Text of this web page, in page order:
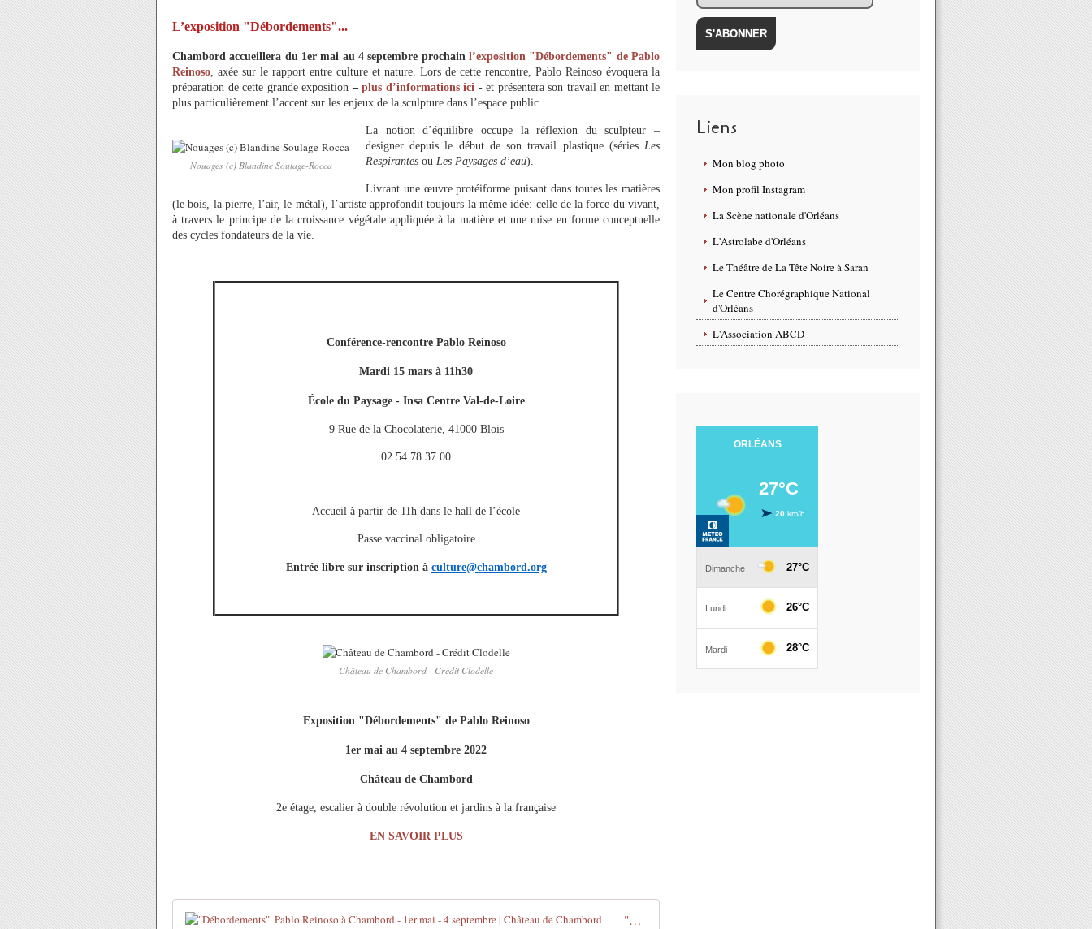
L’exposition "Débordements"...
Chambord accueillera du 1er mai au 4 septembre prochain l’exposition "Débordements" de Pablo
Reinoso , axée sur le rapport entre culture et nature. Lors de cette rencontre, Pablo Reinoso évoquera la
préparation de cette grande exposition – plus d’informations ici - et présentera son travail en mettant le
plus particulièrement l’accent sur les enjeux de la sculpture dans l’espace public.
Nouages (c) Blandine Soulage-Rocca
La notion d’équilibre occupe la réflexion du sculpteur –
designer depuis le début de son travail plastique (séries Les
Respirantes ou Les Paysages d’eau).
Livrant une œuvre protéiforme puisant dans toutes les matières
(le bois, la pierre, l’air, le métal), l’artiste approfondit toujours la même idée: celle de la force du vivant,
à travers le principe de la croissance végétale appliquée à la matière et une mise en forme conceptuelle
des cycles fondateurs de la vie.
Conférence-rencontre Pablo Reinoso
Mardi 15 mars à 11h30
École du Paysage - Insa Centre Val-de-Loire
9 Rue de la Chocolaterie, 41000 Blois
02 54 78 37 00
Accueil à partir de 11h dans le hall de l’école
Passe vaccinal obligatoire
Entrée libre sur inscription à culture@chambord.org
Château de Chambord - Crédit Clodelle
Exposition "Débordements" de Pablo Reinoso
1er mai au 4 septembre 2022
Château de Chambord
2e étage, escalier à double révolution et jardins à la française
EN SAVOIR PLUS
"Débordements". Pablo Reinoso à Chambord - 1er mai - 4 septembre | Château de Chambord
Liens
Mon blog photo
Mon profil Instagram
La Scène nationale d'Orléans
L'Astrolabe d'Orléans
Le Théâtre de La Tête Noire à Saran
Le Centre Chorégraphique National
d'Orléans
L'Association ABCD